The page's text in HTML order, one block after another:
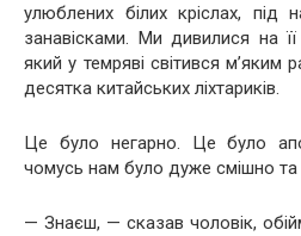
улюблених білих кріслах, під
занавісками. Ми дивилися на
який у темряві світився м’яким
десятка китайських ліхтариків.
Це було негарно. Це було
чомусь нам було дуже смішно та
— Знаєш, — сказав чоловік,